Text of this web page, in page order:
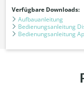
Verfügbare Downloads:
Aufbauanleitung
Bedienungsanleitung
Bedienungsanleitung